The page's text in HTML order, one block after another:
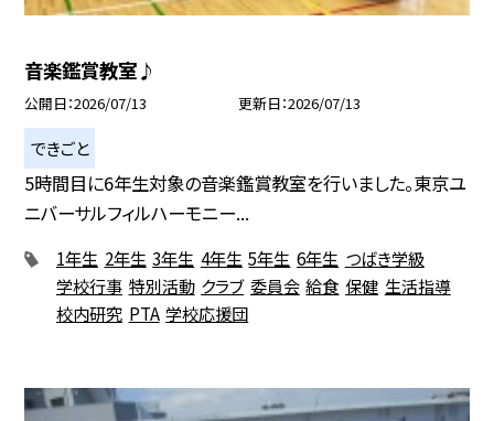
音楽鑑賞教室♪
公開日 2026/07/13 更新日 2026/07/13
できごと
5時間目に6年生対象の音楽鑑賞教室を行いました。東京ユ
ニバーサルフィルハーモニー...
1年生 2年生 3年生 4年生 5年生 6年生 つばき学級
学校行事 特別活動 クラブ 委員会 給食 保健 生活指導
校内研究 PTA 学校応援団